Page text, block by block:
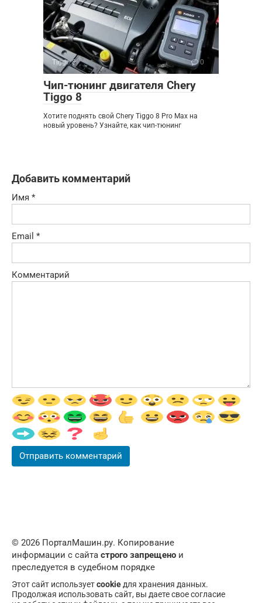
Tiggo 8 0
Чип-тюнинг двигателя Chery
Tiggo 8
Хотите поднять свой Chery Tiggo 8 Pro Max на
новый уровень? Узнайте, как чип-тюнинг
Добавить комментарий
Имя *
Email *
Комментарий
© 2026 ПорталМашин.ру. Копирование
информации с сайта строго запрещено и
преследуется в судебном порядке
Этот сайт используетcookieдля хранения данных.
Продолжая использовать сайт, вы даете свое согласие